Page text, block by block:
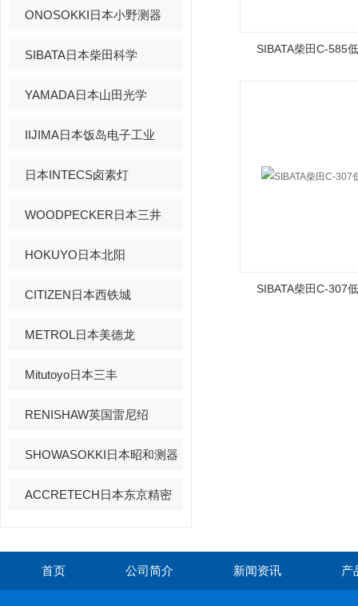
ONOSOKKI日本小野测器
SIBATA日本柴田科学
YAMADA日本山田光学
IIJIMA日本饭岛电子工业
日本INTECS卤素灯
WOODPECKER日本三井
HOKUYO日本北阳
CITIZEN日本西铁城
METROL日本美德龙
Mitutoyo日本三丰
RENISHAW英国雷尼绍
SHOWASOKKI日本昭和测器
ACCRETECH日本东京精密
SIBATA柴田C-585
SIBATA柴田C-307
首页 公司简介 新闻资讯 产